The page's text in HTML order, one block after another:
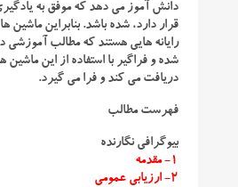
دانش آموز می دهد که موفق به
رایانه هایی هستند که مطالب آموزشی
شده و فراگیر با استفاده از این
دریافت می کند و فرا می گیرد.
فهرست مطالب
بیوگرافی نگارنده
۱- مقدمه
۲- ارزیابی عمومی